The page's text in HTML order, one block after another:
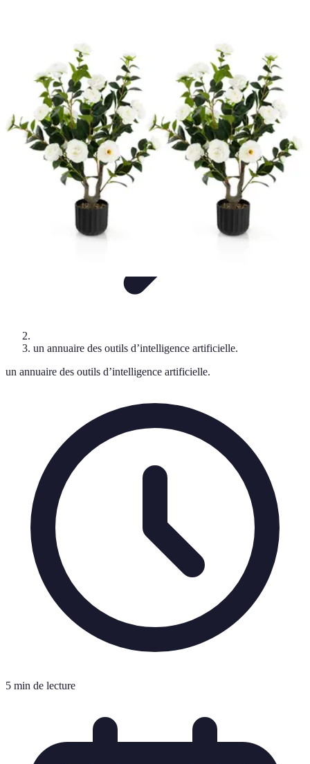
Annuaire IA Expert
un annuaire des outils d’intelligence artificielle.
un annuaire des outils d’intelligence artificielle.
5 min de lecture